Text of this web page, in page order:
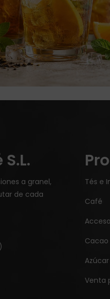
a granel,
de cada
Tés e
Café
Cacao
Azúcar
Venta